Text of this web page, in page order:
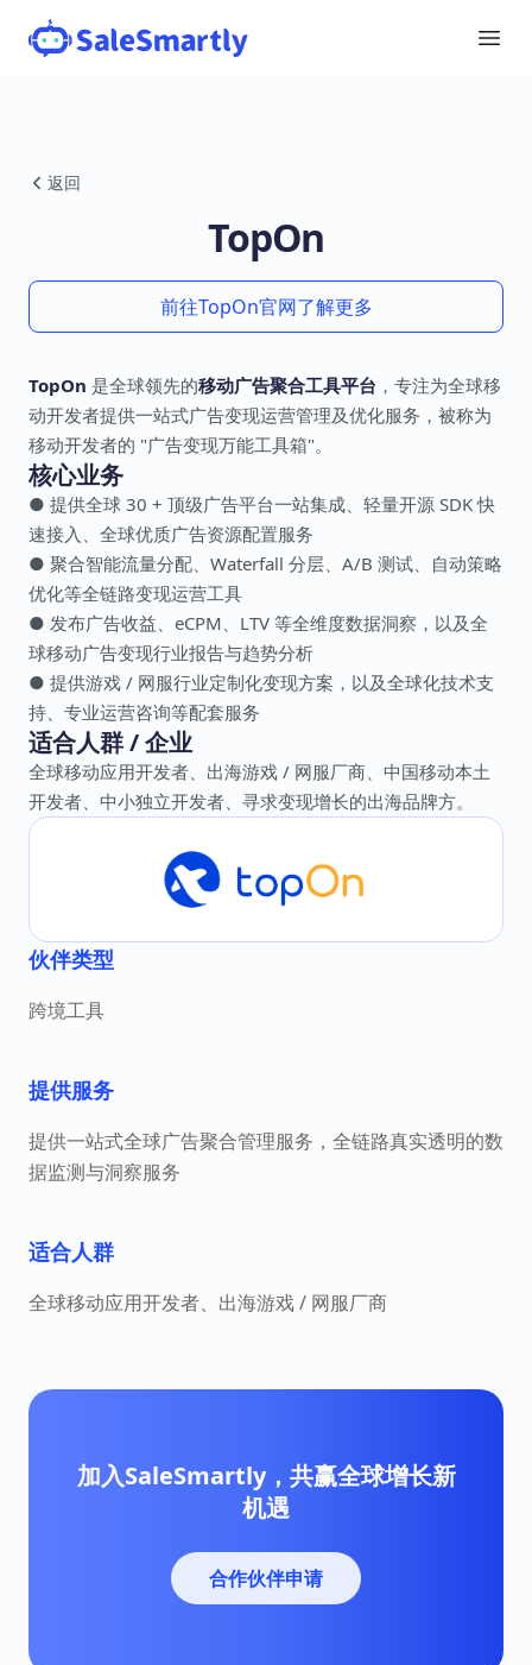
返回
TopOn
前往TopOn官网了解更多
TopOn 是全球领先的移动广告聚合工具平台 ，专注为全球移
动开发者提供一站式广告变现运营管理及优化服务，被称为
移动开发者的 "广告变现万能工具箱"。
核心业务
● 提供全球 30 + 顶级广告平台一站集成、轻量开源 SDK 快
速接入、全球优质广告资源配置服务
● 聚合智能流量分配、Waterfall 分层、A/B 测试、自动策略
优化等全链路变现运营工具
● 发布广告收益、eCPM、LTV 等全维度数据洞察，以及全
球移动广告变现行业报告与趋势分析
● 提供游戏 / 网服行业定制化变现方案，以及全球化技术支
持、专业运营咨询等配套服务
适合人群 / 企业
全球移动应用开发者、出海游戏 / 网服厂商、中国移动本土
开发者、中小独立开发者、寻求变现增长的出海品牌方。
伙伴类型
跨境工具
提供服务
提供一站式全球广告聚合管理服务，全链路真实透明的数
据监测与洞察服务
适合人群
全球移动应用开发者、出海游戏 / 网服厂商
加入SaleSmartly，共赢全球增长新
机遇
合作伙伴申请